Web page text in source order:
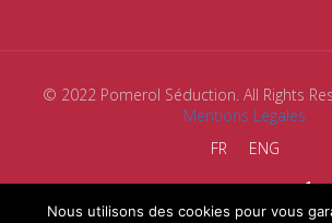
© 2022 Pomerol Séduction. All Rights
Mentions Légales
FR
ENG
Nous utilisons des cookies pour vous